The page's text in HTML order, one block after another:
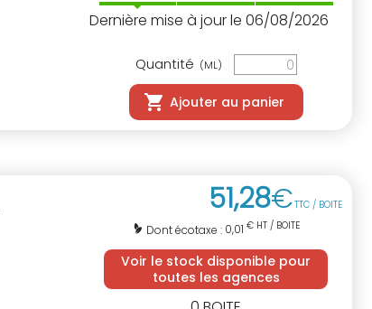
Dernière mise à jour le 06/08/2026
Quantité (ML)
Ajouter au panier
51,28€TTC / BOITE
Dont écotaxe : 0,01 € HT / BOITE
Voir le stock disponible pour
toutes les agences